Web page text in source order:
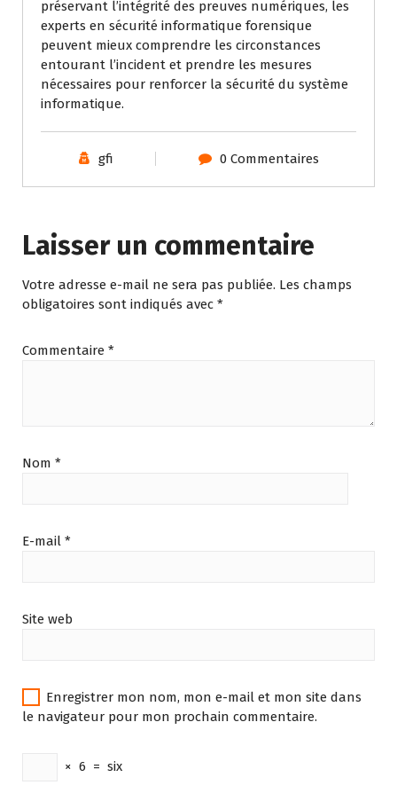
préservant l’intégrité des preuves numériques, les
experts en sécurité informatique forensique
peuvent mieux comprendre les circonstances
entourant l’incident et prendre les mesures
nécessaires pour renforcer la sécurité du système
informatique.
gfi 0 Commentaires
Laisser un commentaire
Votre adresse e-mail ne sera pas publiée. Les champs
obligatoires sont indiqués avec *
Commentaire *
Nom *
E-mail *
Site web
Enregistrer mon nom, mon e-mail et mon site dans
le navigateur pour mon prochain commentaire.
× 6 = six